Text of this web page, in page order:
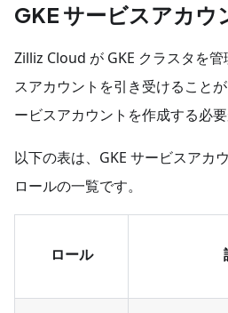
GKE サービスアカウ
Zilliz Cloud が GKE クラスタを
スアカウントを引き受けること
ービスアカウントを作成する必要
以下の表は、GKE サービスアカ
ロールの一覧です。
ロール